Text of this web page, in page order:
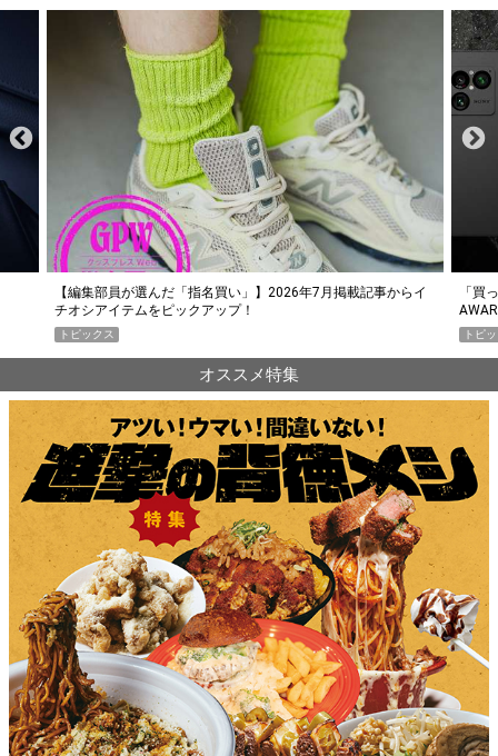
「買って損なし」の極上スマホ5選【GoodsPress 2026上半期
AWARD】
トピックス
薄着
PR
オススメ特集